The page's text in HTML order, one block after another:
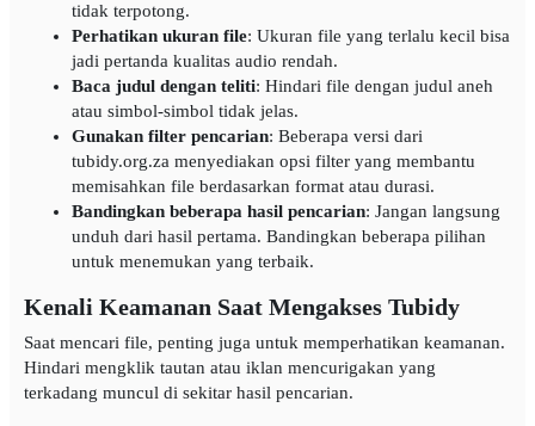
tidak terpotong.
Perhatikan ukuran file: Ukuran file yang terlalu kecil bisa
jadi pertanda kualitas audio rendah.
Baca judul dengan teliti: Hindari file dengan judul aneh
atau simbol-simbol tidak jelas.
Gunakan filter pencarian: Beberapa versi dari
tubidy.org.za menyediakan opsi filter yang membantu
memisahkan file berdasarkan format atau durasi.
Bandingkan beberapa hasil pencarian: Jangan langsung
unduh dari hasil pertama. Bandingkan beberapa pilihan
untuk menemukan yang terbaik.
Kenali Keamanan Saat Mengakses Tubidy
Saat mencari file, penting juga untuk memperhatikan keamanan.
Hindari mengklik tautan atau iklan mencurigakan yang
terkadang muncul di sekitar hasil pencarian.